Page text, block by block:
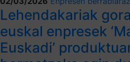
Lehendakariak
euskal enpresek
Euskadi’